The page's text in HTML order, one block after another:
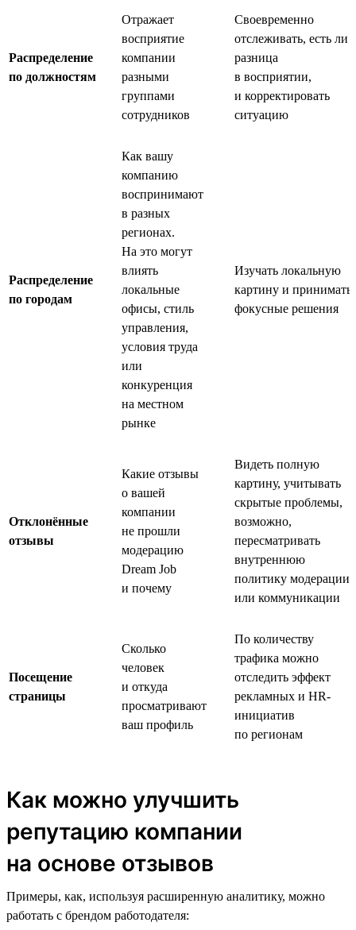
Распределение
по должностям
Отражает
восприятие
компании
разными
группами
сотрудников
Своевременно
отслеживать, есть ли
разница
в восприятии,
и корректировать
ситуацию
Распределение
по городам
Как вашу
компанию
воспринимают
в разных
регионах.
На это могут
влиять
локальные
офисы, стиль
управления,
условия труда
или
конкуренция
на местном
рынке
Изучать локальную
картину и принимать
фокусные решения
Отклонённые
отзывы
Какие отзывы
о вашей
компании
не прошли
модерацию
Dream Job
и почему
Видеть полную
картину, учитывать
скрытые проблемы,
возможно,
пересматривать
внутреннюю
политику модерации
или коммуникации
Посещение
страницы
Сколько
человек
и откуда
просматривают
ваш профиль
По количеству
трафика можно
отследить эффект
рекламных и HR-
инициатив
по регионам
Как можно улучшить
репутацию компании
на основе отзывов
Примеры, как, используя расширенную аналитику, можно
работать с брендом работодателя: